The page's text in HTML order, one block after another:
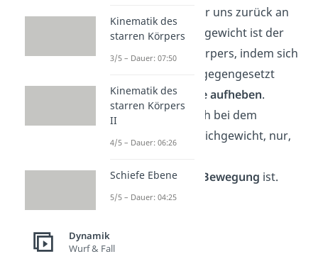
Dazu erinnern wir uns zurück an
dieStatik: Gleichgewicht ist der
Zustand eines Körpers, indem sich
die einander entgegengesetzt
wirkendenKräfte aufheben.
Dasselbe gilt auch bei dem
dynamischen Gleichgewicht, nur,
diesesimmer Bewegung ist.
Kinematik des
starren Körpers
3/5 – Dauer: 07:50
Kinematik des
starren Körpers
II
4/5 – Dauer: 06:26
Schiefe Ebene
5/5 – Dauer: 04:25
Dynamik
Wurf & Fall